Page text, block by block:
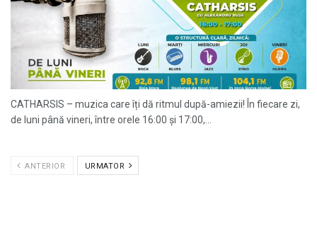
CATHARSIS – muzica care îți dă ritmul după-amiezii! În fiecare zi,
de luni până vineri, între orele 16:00 și 17:00,...
ANTERIOR URMATOR